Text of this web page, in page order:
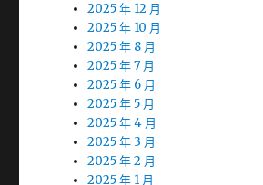
2025 年 12 月
2025 年 10 月
2025 年 8 月
2025 年 7 月
2025 年 6 月
2025 年 5 月
2025 年 4 月
2025 年 3 月
2025 年 2 月
2025 年 1 月